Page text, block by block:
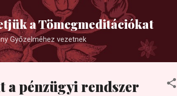
a Tömegmeditációkat
Győzelméhez vezetnek
a pénzügyi rendszer